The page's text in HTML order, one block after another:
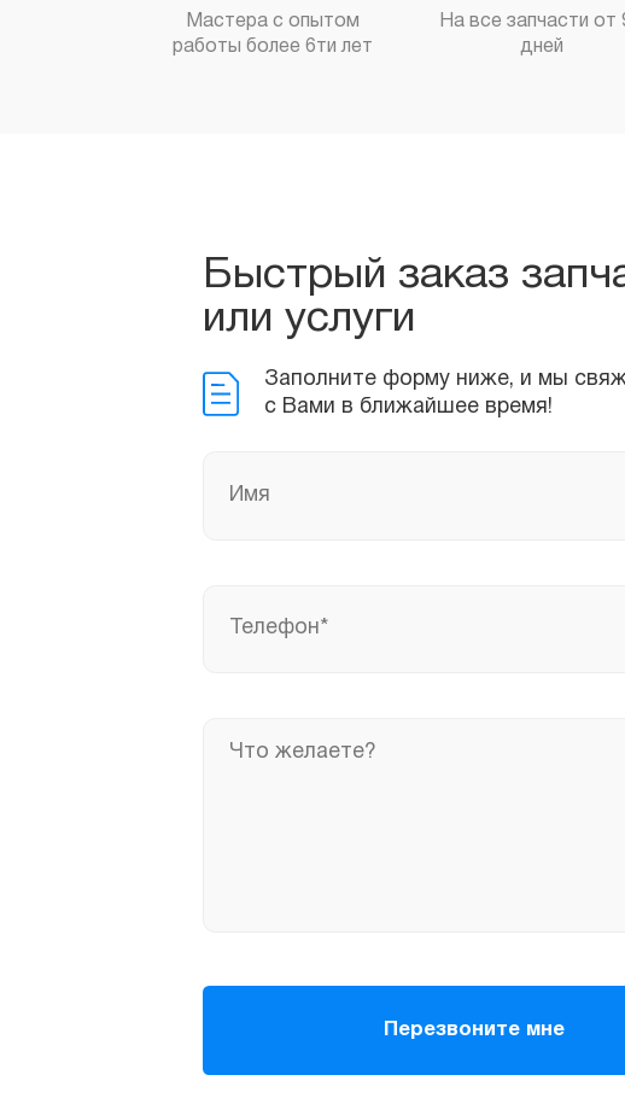
Мастера с опытом
работы более 6ти лет
На все запчасти от
дней
Быстрый заказ
или услуги
Заполните форму ниже, и мы
с Вами в ближайшее время!
осуществить заказ через